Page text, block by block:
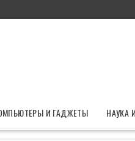
И ГАДЖЕТЫ НАУКА